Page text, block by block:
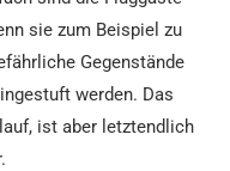
sie zum Beispiel zu
Gegenstände
werden. Das
ist aber letztendlich